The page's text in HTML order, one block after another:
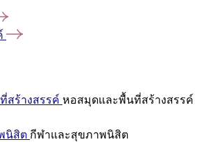
สร้างสรรค์ หอสมุดและพื้นที่สร้างสรรค์
นิสิต กีฬาและสุขภาพนิสิต